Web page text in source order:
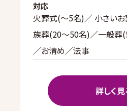
対応
火葬式(〜5名)／ 小さい
族葬(20〜50名)／一般葬
／お清め／法事
詳しく見